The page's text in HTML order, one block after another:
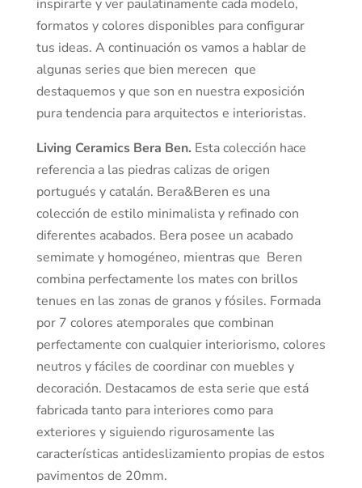
inspirarte y ver paulatinamente cada modelo,
formatos y colores disponibles para configurar
tus ideas. A continuación os vamos a hablar de
algunas series que bien merecen que
destaquemos y que son en nuestra exposición
pura tendencia para arquitectos e interioristas.
Living Ceramics Bera Ben. Esta colección hace
referencia a las piedras calizas de origen
portugués y catalán. Bera&Beren es una
colección de estilo minimalista y refinado con
diferentes acabados. Bera posee un acabado
semimate y homogéneo, mientras que Beren
combina perfectamente los mates con brillos
tenues en las zonas de granos y fósiles. Formada
por 7 colores atemporales que combinan
perfectamente con cualquier interiorismo, colores
neutros y fáciles de coordinar con muebles y
decoración. Destacamos de esta serie que está
fabricada tanto para interiores como para
exteriores y siguiendo rigurosamente las
características antideslizamiento propias de estos
pavimentos de 20mm.